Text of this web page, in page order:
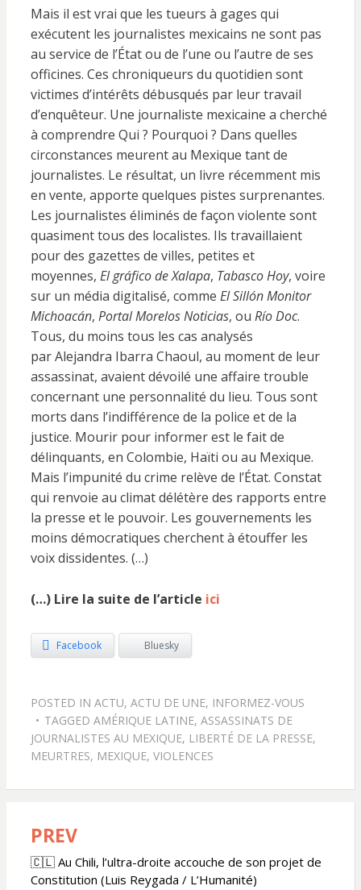
Mais il est vrai que les tueurs à gages qui
exécutent les journalistes mexicains ne sont pas
au service de l’État ou de l’une ou l’autre de ses
officines. Ces chroniqueurs du quotidien sont
victimes d’intérêts débusqués par leur travail
d’enquêteur. Une journaliste mexicaine a cherché
à comprendre Qui ? Pourquoi ? Dans quelles
circonstances meurent au Mexique tant de
journalistes. Le résultat, un livre récemment mis
en vente, apporte quelques pistes surprenantes.
Les journalistes éliminés de façon violente sont
quasiment tous des localistes. Ils travaillaient
pour des gazettes de villes, petites et
moyennes, El gráfico de Xalapa, Tabasco Hoy, voire
sur un média digitalisé, comme El Sillón Monitor
Michoacán, Portal Morelos Noticias, ou Río Doc.
Tous, du moins tous les cas analysés
par Alejandra Ibarra Chaoul, au moment de leur
assassinat, avaient dévoilé une affaire trouble
concernant une personnalité du lieu. Tous sont
morts dans l’indifférence de la police et de la
justice. Mourir pour informer est le fait de
délinquants, en Colombie, Haïti ou au Mexique.
Mais l’impunité du crime relève de l’État. Constat
qui renvoie au climat délétère des rapports entre
la presse et le pouvoir. Les gouvernements les
moins démocratiques cherchent à étouffer les
voix dissidentes. (…)
(…) Lire la suite de l’article ici
Facebook Bluesky
POSTED IN ACTU, ACTU DE UNE, INFORMEZ-VOUS
TAGGED AMÉRIQUE LATINE, ASSASSINATS DE
JOURNALISTES AU MEXIQUE, LIBERTÉ DE LA PRESSE,
MEURTRES, MEXIQUE, VIOLENCES
Navigation
de
PREV
🇨🇱 Au Chili, l’ultra-droite accouche de son projet de
Constitution (Luis Reygada / L’Humanité)